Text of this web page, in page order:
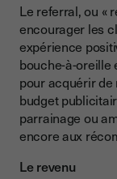
Le referral, ou «
encourager les
expérience
bouche-à-oreille
pour acquérir
budget
parrainage ou
encore aux
Le revenu